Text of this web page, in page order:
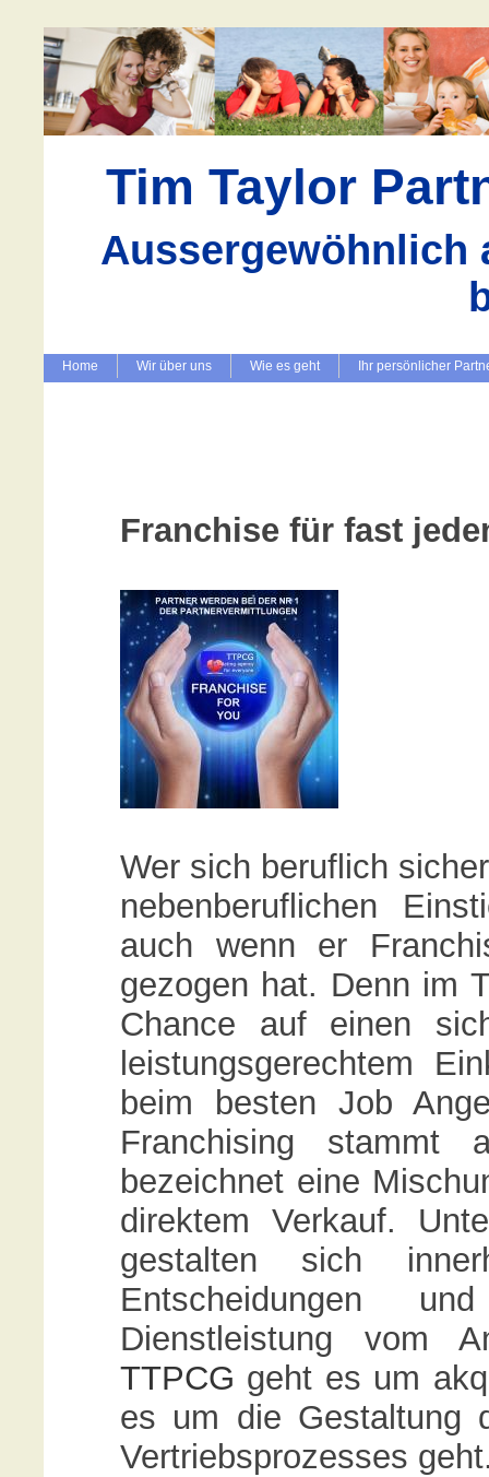
Tim Taylor
Aussergewöhnlich
Home Wir über uns Wie es geht Ihr persönlicher
Franchise für fast
Wer sich beruflich
nebenberuflichen
auch wenn er
gezogen hat. Denn im
Chance auf einen
leistungsgerechtem
beim besten Job
Franchising stammt
bezeichnet eine
direktem Verkauf.
gestalten sich
Entscheidungen
Dienstleistung vom
TTPCG geht es um
es um die Gestaltung
Vertriebsprozesses